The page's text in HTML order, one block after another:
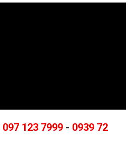
097 123 7999 - 0939 72